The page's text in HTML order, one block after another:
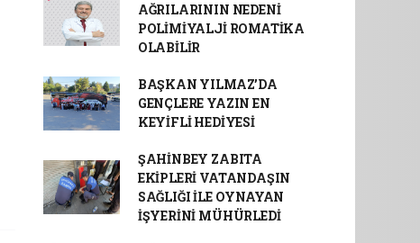
AĞRILARININ NEDENİ
POLİMİYALJİ ROMATİKA
OLABİLİR
BAŞKAN YILMAZ’DA
GENÇLERE YAZIN EN
KEYİFLİ HEDİYESİ
ŞAHİNBEY ZABITA
EKİPLERİ VATANDAŞIN
SAĞLIĞI İLE OYNAYAN
İŞYERİNİ MÜHÜRLEDİ